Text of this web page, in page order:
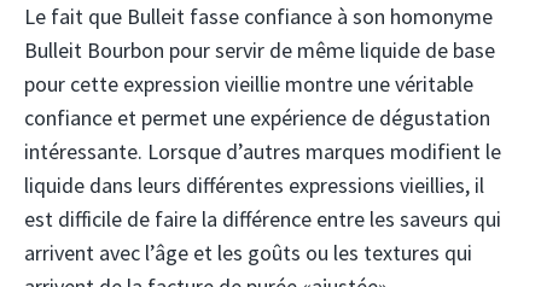
Le fait que Bulleit fasse confiance à son homonyme
Bulleit Bourbon pour servir de même liquide de base
pour cette expression vieillie montre une véritable
confiance et permet une expérience de dégustation
intéressante. Lorsque d’autres marques modifient le
liquide dans leurs différentes expressions vieillies, il
est difficile de faire la différence entre les saveurs qui
arrivent avec l’âge et les goûts ou les textures qui